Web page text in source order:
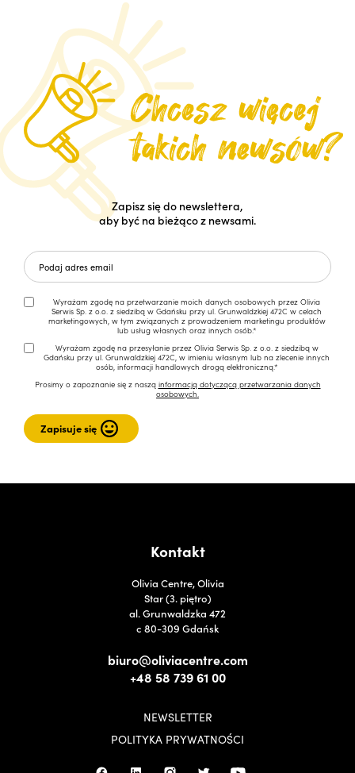
Zapisz się do newslettera,
aby być na bieżąco z newsami.
Wyrażam zgodę na przetwarzanie moich danych osobowych przez Olivia
Serwis Sp. z o.o. z siedzibą w Gdańsku przy ul. Grunwaldzkiej 472C w celach
marketingowych, w tym związanych z prowadzeniem marketingu produktów
lub usług własnych oraz innych osób.*
Wyrażam zgodę na przesyłanie przez Olivia Serwis Sp. z o.o. z siedzibą w
Gdańsku przy ul. Grunwaldzkiej 472C, w imieniu własnym lub na zlecenie innych
osób, informacji handlowych drogą elektroniczną.*
Prosimy o zapoznanie się z naszą informacją dotyczącą przetwarzania danych
osobowych.
Kontakt
Olivia Centre, Olivia
Star (3. piętro)
al. Grunwaldzka 472
c 80-309 Gdańsk
biuro@oliviacentre.com
+48 58 739 61 00
NEWSLETTER
POLITYKA PRYWATNOŚCI